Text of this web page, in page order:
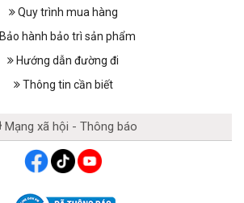
Quy trình mua hàng
Bảo hành bảo trì sản phẩm
Hướng dẫn đường đi
Thông tin cần biết
Mạng xã hội - Thông báo